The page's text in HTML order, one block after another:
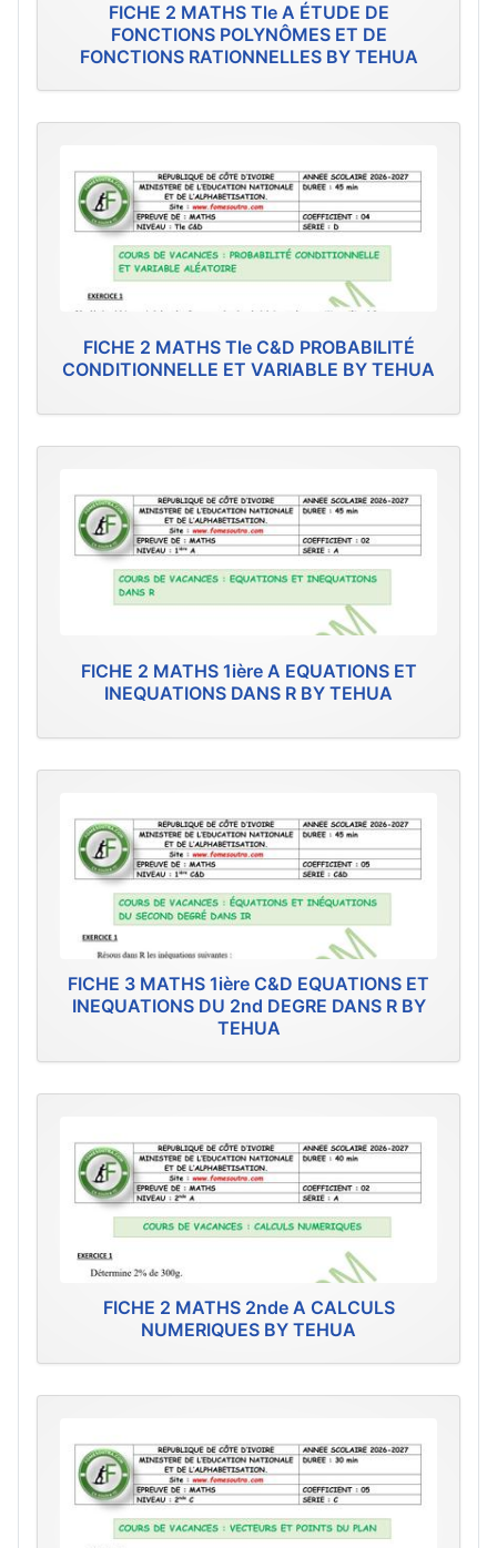
FICHE 2 MATHS Tle A ÉTUDE DE
FONCTIONS POLYNÔMES ET DE
FONCTIONS RATIONNELLES BY TEHUA
FICHE 2 MATHS Tle C&D PROBABILITÉ
CONDITIONNELLE ET VARIABLE BY TEHUA
FICHE 2 MATHS 1ière A EQUATIONS ET
INEQUATIONS DANS R BY TEHUA
FICHE 3 MATHS 1ière C&D EQUATIONS ET
INEQUATIONS DU 2nd DEGRE DANS R BY
TEHUA
FICHE 2 MATHS 2nde A CALCULS
NUMERIQUES BY TEHUA